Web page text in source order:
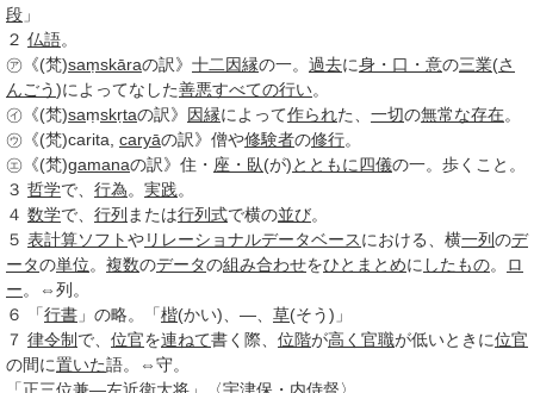
段 」
２ 仏語。
㋐《(梵)saṃskāraの訳》 十二因縁の一。 過去に身・口・意の三業(さ
んごう)によってなした善悪すべての行い。
㋑《(梵)saṃskṛtaの訳》 因縁によって作られた、 一切の無常な存在。
㋒《(梵)carita, caryāの訳》僧や修験者の修行。
㋓《(梵)gamanaの訳》住・ 座・臥(が)とともに四儀の一。歩くこと。
３ 哲学で、 行為。 実践。
４ 数学で、 行列 または行列式で横の並び。
５ 表計算ソフトやリレーショナルデータベースにおける、横一列のデ
ータの単位。 複数のデータの組み合わせをひとまとめに したもの。
ロ
ー。⇔列。
６
「行書 」の略。「楷(かい)、―、 草(そう)」
７ 律令制 で、 位官を連ねて書く際、 位階が高く 官職が低いときに位官
の間に置いた語。⇔守。